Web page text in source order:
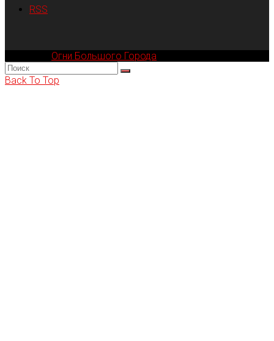
RSS
Огни Большого Города
Back To Top